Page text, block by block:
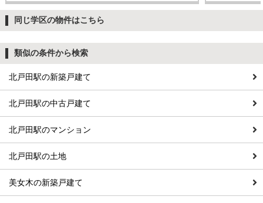
同じ学区の物件はこちら
類似の条件から検索
北戸田駅の新築戸建て
北戸田駅の中古戸建て
北戸田駅のマンション
北戸田駅の土地
美女木の新築戸建て